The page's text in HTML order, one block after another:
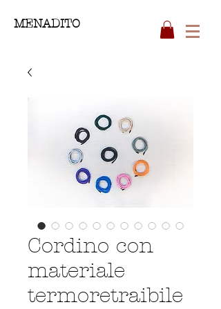
MENADITO
Cordino con
materiale
termoretraibile